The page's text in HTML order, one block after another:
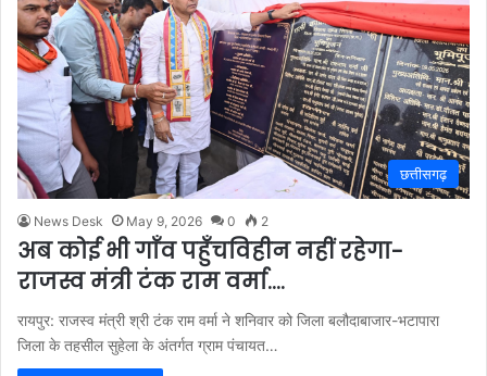
छत्तीसगढ़
News Desk May 9, 2026 0 2
अब कोई भी गाँव पहुँचविहीन नहीं रहेगा-
राजस्व मंत्री टंक राम वर्मा….
रायपुर: राजस्व मंत्री श्री टंक राम वर्मा ने शनिवार को जिला बलौदाबाजार-भटापारा
जिला के तहसील सुहेला के अंतर्गत ग्राम पंचायत…